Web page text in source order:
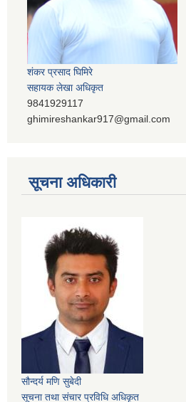
शंकर प्रसाद घिमिरे
सहायक लेखा अधिकृत
9841929117
ghimireshankar917@gmail.com
सूचना अधिकारी
सौन्दर्य मणि सुबेदी
सूचना तथा संचार प्रविधि अधिकृत